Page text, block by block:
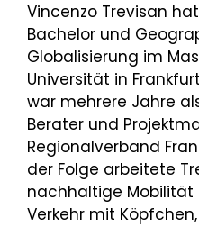
Vincenzo Trevisan
Bachelor und
Globalisierung im
Universität in
war mehrere Jahre
Berater und
Regionalverband
der Folge arbeitete
nachhaltige Mobilität
Verkehr mit